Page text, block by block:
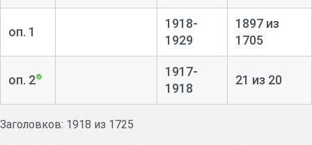
оп. 1
1918-
1929
1897 из
1705
оп. 2
1917-
1918
21 из 20
Заголовков: 1918 из 1725